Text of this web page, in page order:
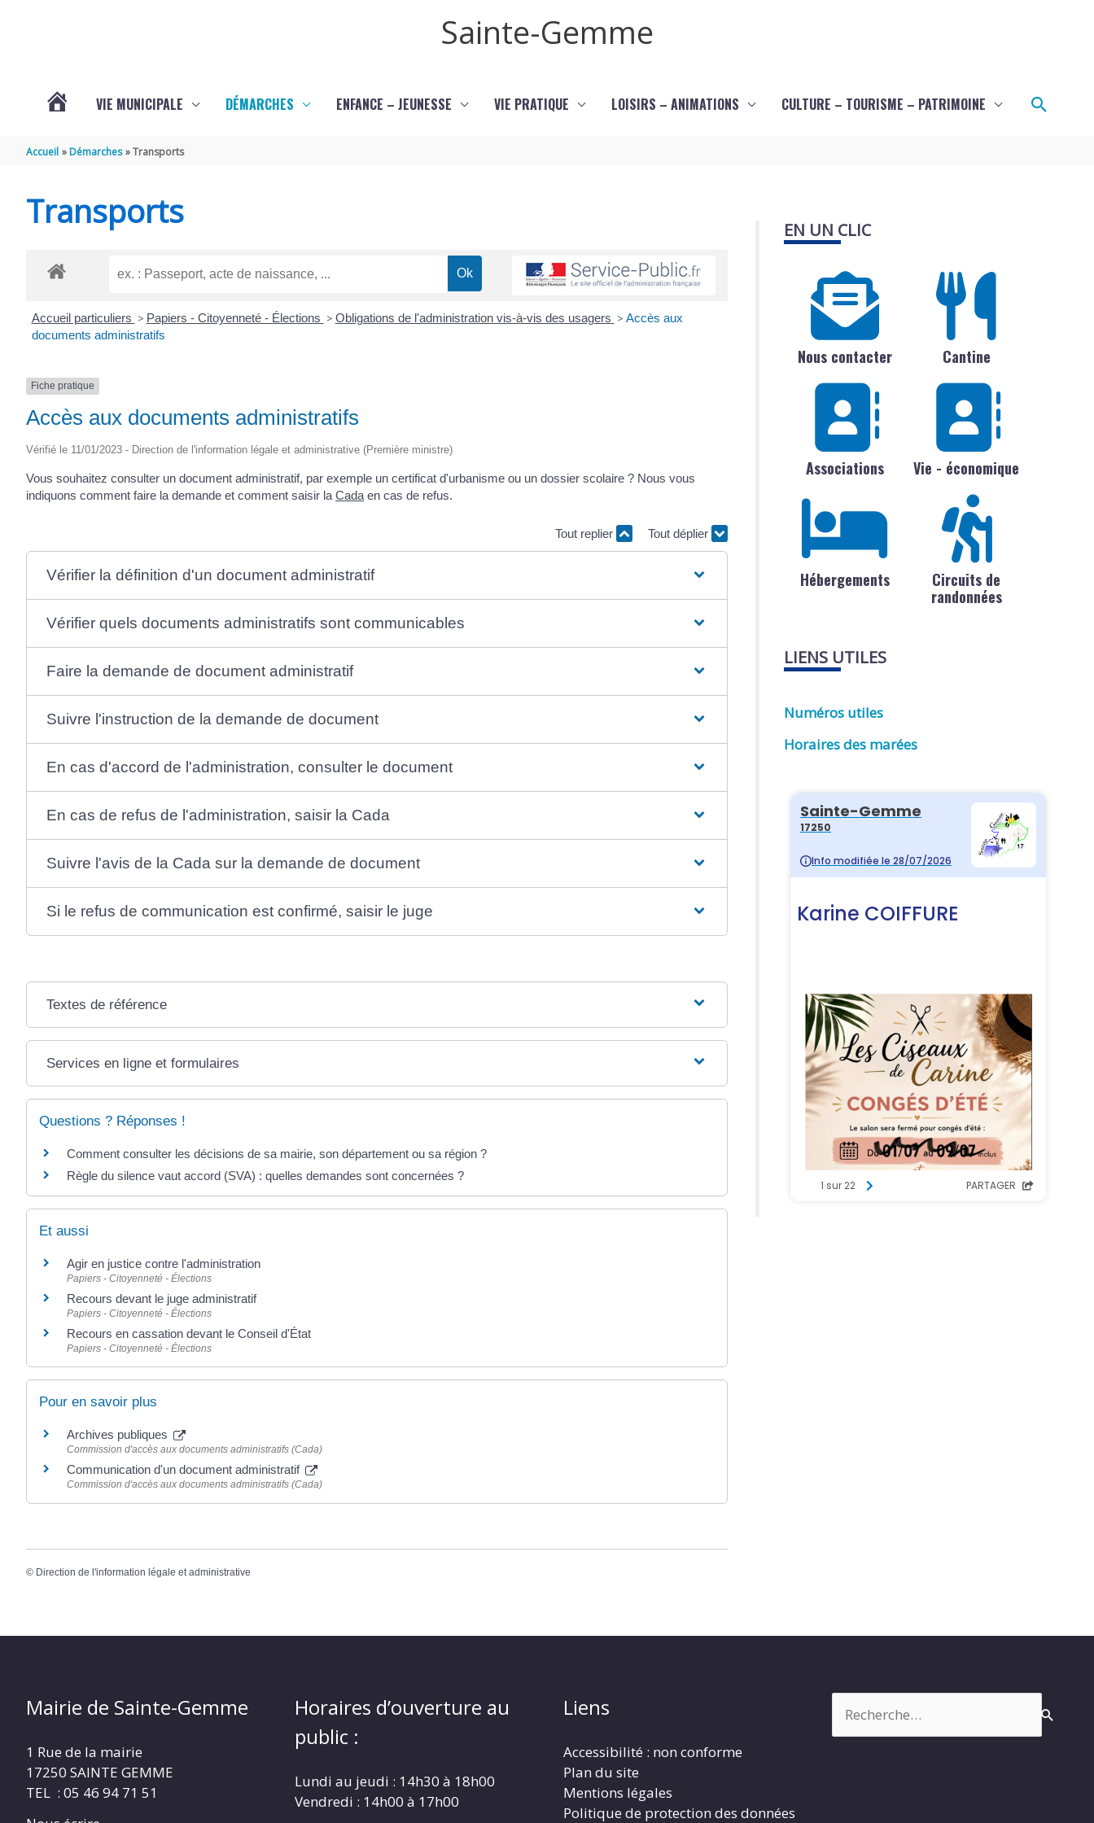
Sainte-Gemme
GEMME
VIE MUNICIPALE DÉMARCHES ENFANCE – JEUNESSE VIE PRATIQUE LOISIRS – ANIMATIONS CULTURE – TOURISME – PATRIMOINE
Accueil Démarches Transports
Transports
Accueil particuliers > Papiers - Citoyenneté - Élections > Obligations de l'administration vis-à-vis des usagers > Accès aux
documents administratifs
Fiche pratique
Accès aux documents administratifs
Vérifié le 11/01/2023 - Direction de l'information légale et administrative (Première ministre)
Vous souhaitez consulter un document administratif, par exemple un certificat d'urbanisme ou un dossier scolaire ? Nous vous
indiquons comment faire la demande et comment saisir la Cada en cas de refus.
Tout replier Tout déplier
Vérifier la définition d'un document administratif
Vérifier quels documents administratifs sont communicables
Faire la demande de document administratif
Suivre l'instruction de la demande de document
En cas d'accord de l'administration, consulter le document
En cas de refus de l'administration, saisir la Cada
Suivre l'avis de la Cada sur la demande de document
Si le refus de communication est confirmé, saisir le juge
Textes de référence
Services en ligne et formulaires
Questions ? Réponses !
Comment consulter les décisions de sa mairie, son département ou sa région ?
Règle du silence vaut accord (SVA) : quelles demandes sont concernées ?
Et aussi
Agir en justice contre l'administration
Papiers - Citoyenneté - Élections
Recours devant le juge administratif
Papiers - Citoyenneté - Élections
Recours en cassation devant le Conseil d'État
Papiers - Citoyenneté - Élections
Pour en savoir plus
Archives publiques
Commission d'accès aux documents administratifs (Cada)
Communication d'un document administratif
Commission d'accès aux documents administratifs (Cada)
© Direction de l'information légale et administrative
EN UN CLIC
Nous contacter Cantine
Associations Vie - économique
Hébergements
Circuits de
randonnées
LIENS UTILES
Numéros utiles
Horaires des marées
Mairie de Sainte-Gemme
1 Rue de la mairie
17250 SAINTE GEMME
TEL : 05 46 94 71 51
Horaires d’ouverture au
public :
Lundi au jeudi : 14h30 à 18h00
Vendredi : 14h00 à 17h00
Liens
Accessibilité : non conforme
Plan du site
Mentions légales
Politique de protection des données